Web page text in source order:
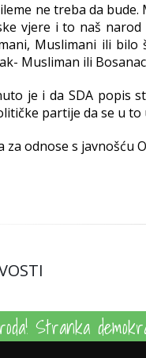
ne treba da
vjere i to naš
Muslimani ili bilo
Musliman ili
je i da SDA popis
partije da se u
za odnose s javnošću
Stranka